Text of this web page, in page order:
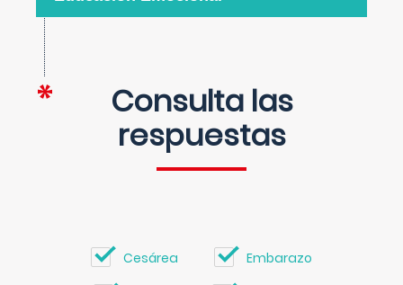
Consulta las
respuestas
Cesárea Embarazo